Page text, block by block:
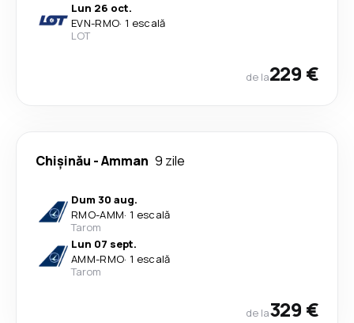
Lun 26 oct.
EVN-RMO· 1 escală
LOT
de la229 €
Chişinău -Amman 9 zile
Dum 30 aug.
RMO-AMM· 1 escală
Tarom
Lun 07 sept.
AMM-RMO· 1 escală
Tarom
de la329 €